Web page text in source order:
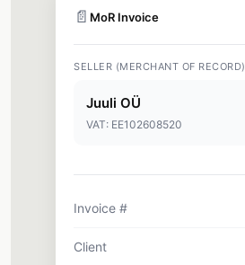
📄 MoR Invoice
SELLER (MERCHANT OF RECORD)
Juuli OÜ
VAT: EE102608520
Invoice #
Client